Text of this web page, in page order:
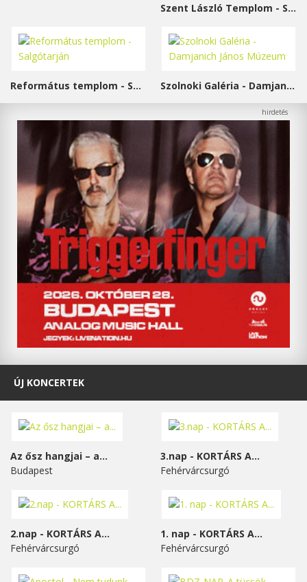
Szent László Templom - Sárvár
Református templom - Salgótarján Szolnoki Galéria - Damjanich János Múzeum
ÚJ KONCERTEK
Az ősz hangjai – a...
Budapest
3.nap - KORTÁRS A...
Fehérvárcsurgó
2.nap - KORTÁRS A...
Fehérvárcsurgó
1. nap - KORTÁRS A...
Fehérvárcsurgó